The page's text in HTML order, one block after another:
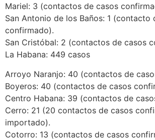
Mariel: 3 (contactos de casos
San Antonio de los Baños: 1 (contacto
confirmado).
San Cristóbal: 2 (contactos de casos
La Habana: 449 casos
Arroyo Naranjo: 40 (contactos de
Boyeros: 40 (contactos de casos
Centro Habana: 39 (contactos de
Cerro: 21 (20 contactos de casos
importado).
Cotorro: 13 (contactos de casos